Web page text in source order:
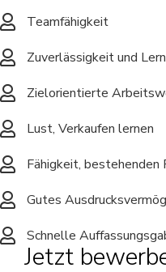
Teamfähigkeit
Zuverlässigkeit und
Zielorientierte
Lust, Verkaufen lernen
Fähigkeit, bestehenden
Gutes
Schnelle
Jetzt